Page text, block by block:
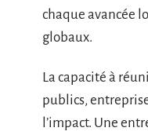
chaque avancée
globaux.
La capacité à
publics,
l’impact. Une